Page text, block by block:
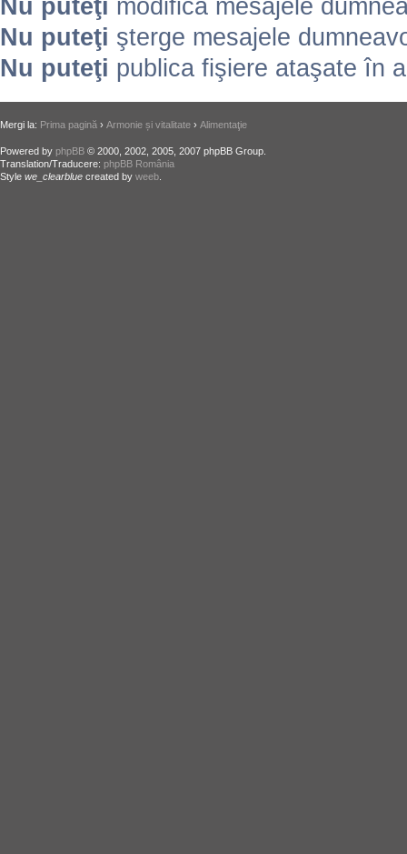
Nu puteţi modifica mesajele
Nu puteţi şterge mesajele
Nu puteţi publica fişiere ataşate în
Mergi la: Prima pagină › Armonie și vitalitate › Alimentaţie
Powered by phpBB © 2000, 2002, 2005, 2007 phpBB Group.
Translation/Traducere: phpBB România
Style we_clearblue created by weeb